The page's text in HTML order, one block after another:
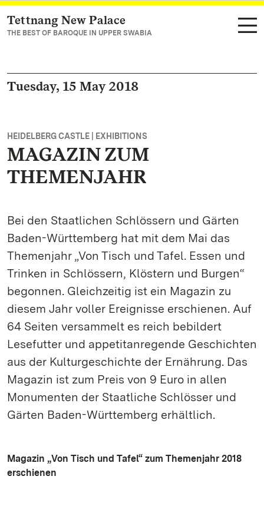
Navigate to main page
Tettnang New Palace
THE BEST OF BAROQUE IN UPPER SWABIA
Tuesday, 15 May 2018
HEIDELBERG CASTLE | EXHIBITIONS
MAGAZIN ZUM
THEMENJAHR
Bei den Staatlichen Schlössern und Gärten
Baden-Württemberg hat mit dem Mai das
Themenjahr „Von Tisch und Tafel. Essen und
Trinken in Schlössern, Klöstern und Burgen“
begonnen. Gleichzeitig ist ein Magazin zu
diesem Jahr voller Ereignisse erschienen. Auf
64 Seiten versammelt es reich bebildert
Lesefutter und appetitanregende Geschichten
aus der Kulturgeschichte der Ernährung. Das
Magazin ist zum Preis von 9 Euro in allen
Monumenten der Staatliche Schlösser und
Gärten Baden-Württemberg erhältlich.
Magazin „Von Tisch und Tafel“ zum Themenjahr 2018
erschienen